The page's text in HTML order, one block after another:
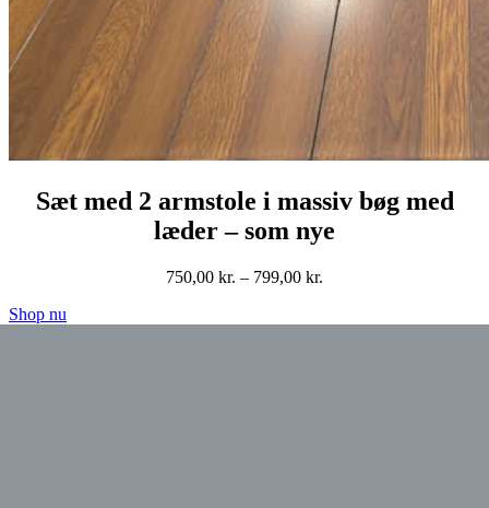
Sæt med 2 armstole i massiv bøg med
læder – som nye
750,00 kr. – 799,00 kr.
Shop nu